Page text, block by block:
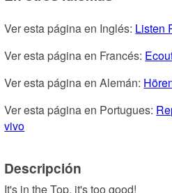
Ver esta página en Inglés: Listen
Ver esta página en Francés:
Ver esta página en Alemán:
Ver esta página en Portugues:
vivo
Descripción
It's in the Top, it's too good!